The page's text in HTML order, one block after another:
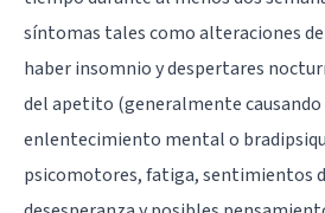
síntomas tales como alteraciones
haber insomnio y despertares
del apetito (generalmente causando
enlentecimiento mental o
psicomotores, fatiga, sentimientos